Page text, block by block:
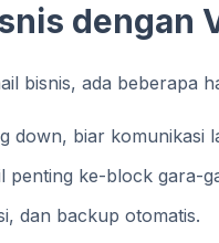
dengan
bisnis, ada beberapa
down, biar komunikasi
penting ke-block gara-
dan backup otomatis.